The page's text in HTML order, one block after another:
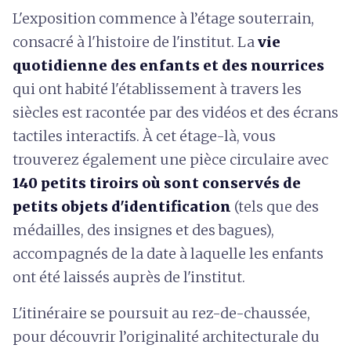
L'exposition commence à l’étage souterrain,
consacré à l'histoire de l'institut. Lavie
quotidienne des enfants et des nourrices
qui ont habité l'établissement à travers les
siècles est racontée par des vidéos et des écrans
tactiles interactifs. À cet étage-là, vous
trouverez également une pièce circulaire avec
140 petits tiroirs où sont conservés de
petits objets d'identification (tels que des
médailles, des insignes et des bagues),
accompagnés de la date à laquelle les enfants
ont été laissés auprès de l'institut.
L'itinéraire se poursuit au rez-de-chaussée,
pour découvrir l’originalité architecturale du